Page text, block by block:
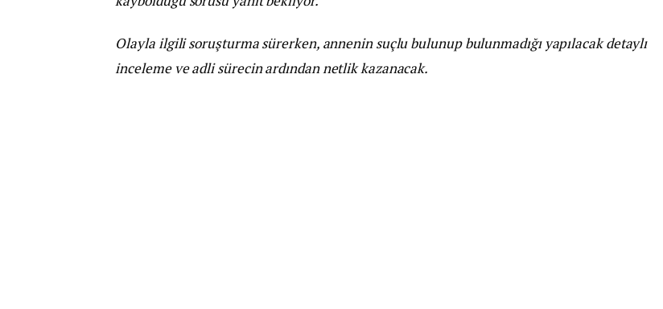
Olayla ilgili soruşturma sürerken, annenin suçlu bulunup bulunmadığı yapılacak detaylı
inceleme ve adli sürecin ardından netlik kazanacak.